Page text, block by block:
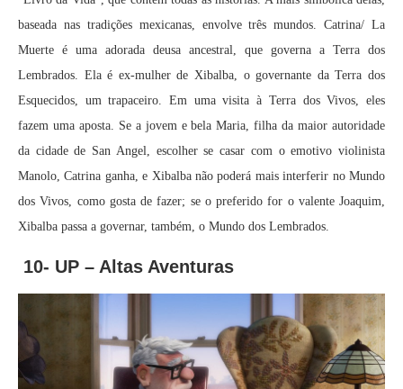
baseada nas tradições mexicanas, envolve três mundos. Catrina/ La
Muerte é uma adorada deusa ancestral, que governa a Terra dos
Lembrados. Ela é ex-mulher de Xibalba, o governante da Terra dos
Esquecidos, um trapaceiro. Em uma visita à Terra dos Vivos, eles
fazem uma aposta. Se a jovem e bela Maria, filha da maior autoridade
da cidade de San Angel, escolher se casar com o emotivo violinista
Manolo, Catrina ganha, e Xibalba não poderá mais interferir no Mundo
dos Vivos, como gosta de fazer; se o preferido for o valente Joaquim,
Xibalba passa a governar, também, o Mundo dos Lembrados.
10- UP – Altas Aventuras